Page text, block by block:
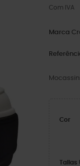
Com IVA
Marca
Cor
Tallas